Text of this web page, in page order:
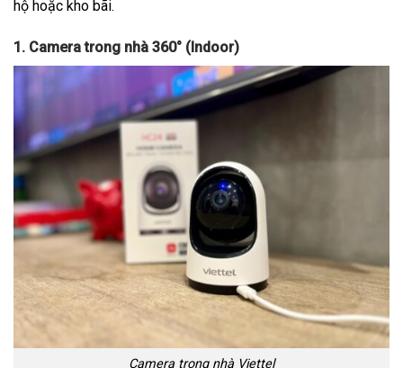
hộ hoặc kho bãi.
1. Camera trong nhà 360° (Indoor)
Camera trong nhà Viettel